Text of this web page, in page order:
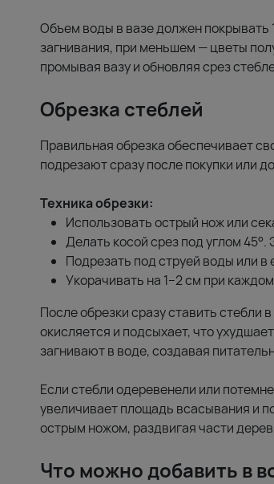
Объем воды в вазе должен
загнивания, при меньшем — цветы
промывая вазу и обновляя срез
Обрезка стеблей
Правильная обрезка обеспечивает
подрезают сразу после покупки или
Техника обрезки:
Использовать острый нож или
Делать косой срез под углом
Подрезать под струей воды или
Укорачивать на 1–2 см при
После обрезки сразу ставить стебли
окисляется и подсыхает, что
загнивают в воде, создавая
Если стебли одеревенели или
увеличивает площадь всасывания и
острым ножом, раздвигая части
Что можно добавить в